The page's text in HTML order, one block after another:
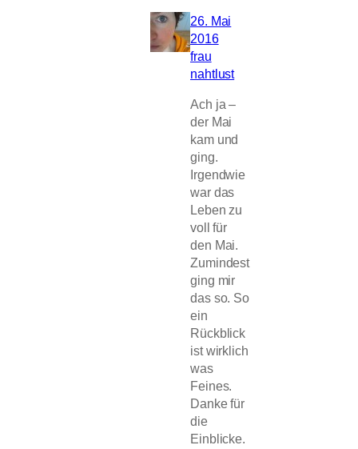
26. Mai
2016
frau
nahtlust
Ach ja –
der Mai
kam und
ging.
Irgendwie
war das
Leben zu
voll für
den Mai.
Zumindest
ging mir
das so. So
ein
Rückblick
ist wirklich
was
Feines.
Danke für
die
Einblicke.